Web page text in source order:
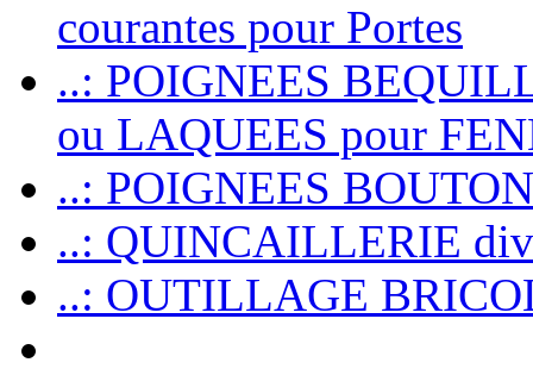
courantes pour Portes
..: POIGNEES
ou LAQUEES pour
..: POIGNEES
..: QUINCAILLERIE
..: OUTILLAGE